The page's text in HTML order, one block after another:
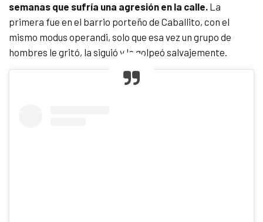
semanas que sufría una agresión en la calle. La
primera fue en el barrio porteño de Caballito, con el
mismo modus operandi, solo que esa vez un grupo de
hombres le gritó, la siguió y la golpeó salvajemente.